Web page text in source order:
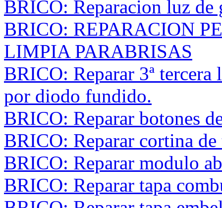
BRICO: Reparacion luz
BRICO: REPARACION
LIMPIA PARABRISAS
BRICO: Reparar 3ª
por diodo fundido.
BRICO: Reparar botones
BRICO: Reparar cortina de
BRICO: Reparar modulo
BRICO: Reparar tapa